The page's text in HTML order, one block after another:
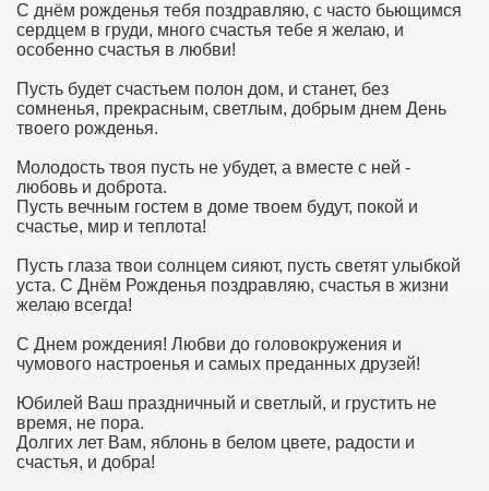
С днём рожденья тебя поздравляю, с часто бьющимся
сердцем в груди, много счастья тебе я желаю, и
особенно счастья в любви!
Пусть будет счастьем полон дом, и станет, без
сомненья, прекрасным, светлым, добрым днем День
твоего рожденья.
Молодость твоя пусть не убудет, а вместе с ней -
любовь и доброта.
Пусть вечным гостем в доме твоем будут, покой и
счастье, мир и теплота!
Пусть глаза твои солнцем сияют, пусть светят улыбкой
уста. С Днём Рожденья поздравляю, счастья в жизни
желаю всегда!
С Днем рождения! Любви до головокружения и
чумового настроенья и самых преданных друзей!
Юбилей Ваш праздничный и светлый, и грустить не
время, не пора.
Долгих лет Вам, яблонь в белом цвете, радости и
счастья, и добра!